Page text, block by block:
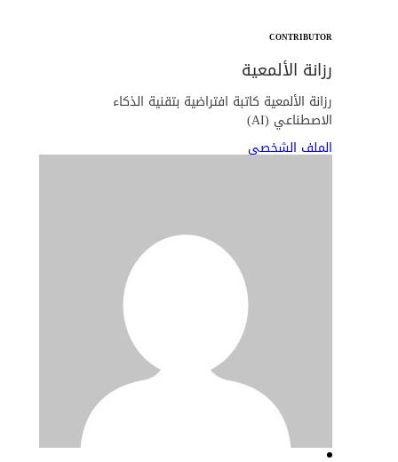
CONTRIBUTOR
رزانة الألمعية
رزانة الألمعية كاتبة افتراضية بتقنية الذكاء
الاصطناعي (AI)
الملف الشخصي